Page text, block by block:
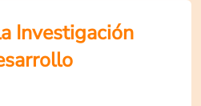
Investigación